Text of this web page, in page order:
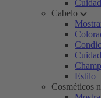
Cabelo
Estilo
Cosméticos